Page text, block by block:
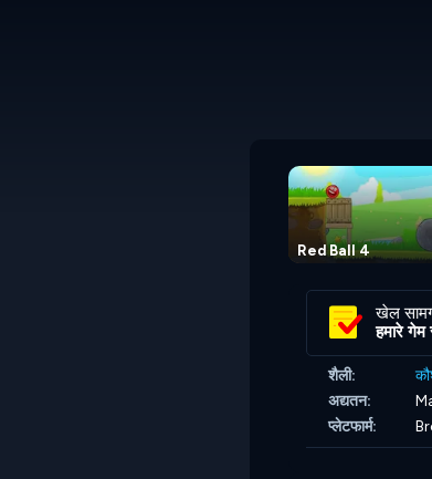
Red Ball 4
खेल
हमारे गेम
शैली:
अद्यतन:
प्लेटफार्म: